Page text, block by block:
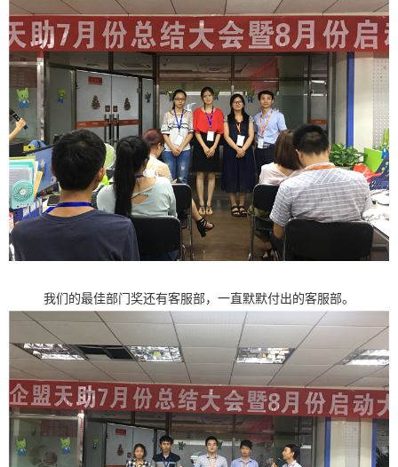
我们的最佳部门奖还有客服部，一直默默付出的客服部。